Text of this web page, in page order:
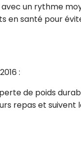
un rythme
en santé pour
:
de poids
repas et